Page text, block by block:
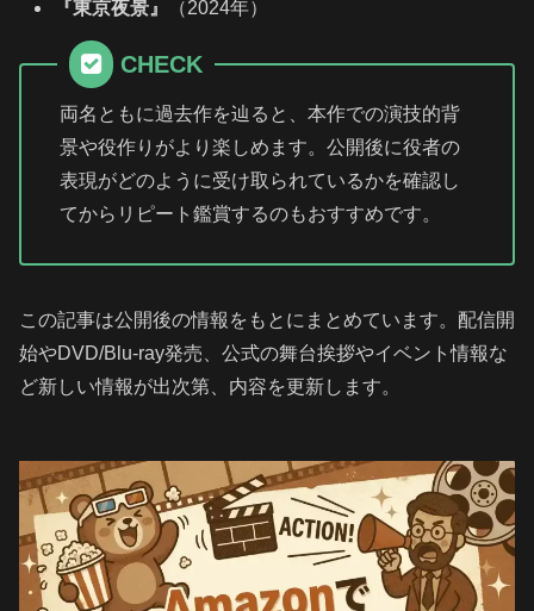
『東京夜景』
（2024年）
CHECK
両名ともに過去作を辿ると、本作での演技的背
景や役作りがより楽しめます。公開後に役者の
表現がどのように受け取られているかを確認し
てからリピート鑑賞するのもおすすめです。
この記事は公開後の情報をもとにまとめています。配信開
始やDVD/Blu-ray発売、公式の舞台挨拶やイベント情報な
ど新しい情報が出次第、内容を更新します。